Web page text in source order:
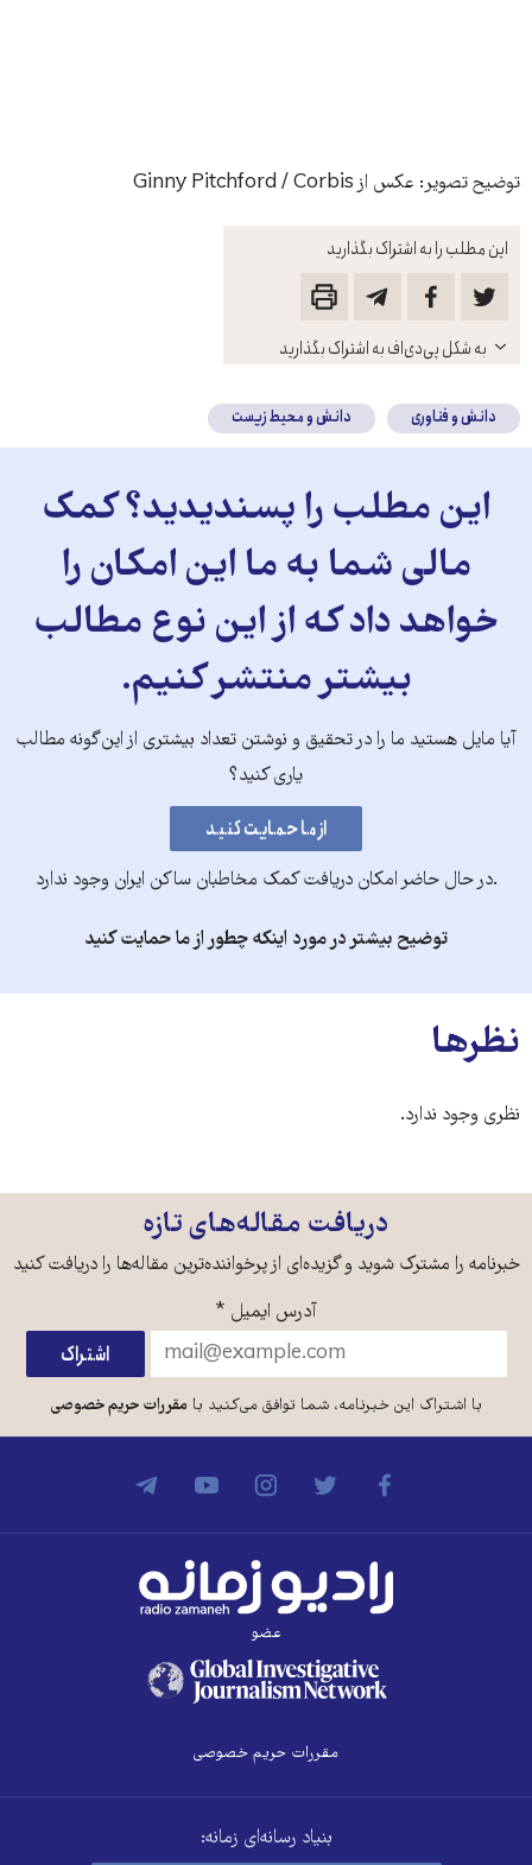
این مطلب را به اشتراک بگذارید
باز
کنید
به شکل پی‌دی‌اف به اشتراک بگذارید
توضیح تصویر: عکس از Ginny Pitchford / Corbis
دانش و فناوری دانش و محیط زیست
این مطلب را پسندیدید؟ کمک
مالی شما به ما این امکان را
خواهد داد که از این نوع مطالب
بیشتر منتشر کنیم.
آیا مایل هستید ما را در تحقیق و نوشتن تعداد بیشتری از این‌گونه مطالب
یاری کنید؟
.در حال حاضر امکان دریافت کمک مخاطبان ساکن ایران وجود ندارد
توضیح بیشتر در مورد اینکه چطور از ما حمایت کنید
نظرها
نظری وجود ندارد.
دریافت مقاله‌های تازه
خبرنامه را مشترک شوید و گزیده‌ای از پرخواننده‌ترین مقاله‌ها را دریافت کنید
آدرس ایمیل *
با اشتراک این خبرنامه، شما توافق می‌کنید بامقررات حریم خصوصی
عضو
مقررات حریم خصوصی
بنیاد رسانه‌ای زمانه: